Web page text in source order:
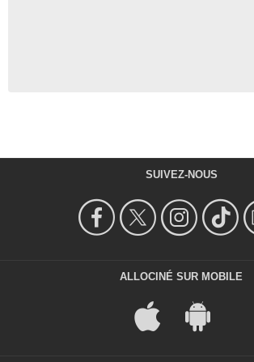
SUIVEZ-NOUS
ALLOCINÉ SUR MOBILE